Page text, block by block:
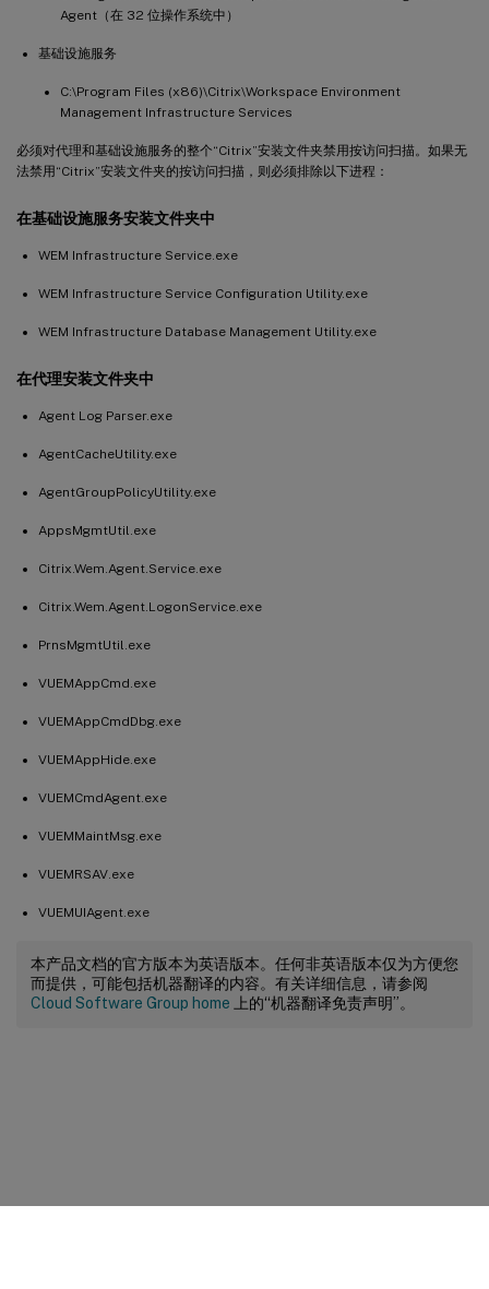
Agent（在 32 位操作系统中）
基础设施服务
C:\Program Files (x86)\Citrix\Workspace Environment
Management Infrastructure Services
必须对代理和基础设施服务的整个“Citrix”安装文件夹禁用按访问扫描。如果无
法禁用“Citrix”安装文件夹的按访问扫描，则必须排除以下进程：
在基础设施服务安装文件夹中
WEM Infrastructure Service.exe
WEM Infrastructure Service Configuration Utility.exe
WEM Infrastructure Database Management Utility.exe
在代理安装文件夹中
Agent Log Parser.exe
AgentCacheUtility.exe
AgentGroupPolicyUtility.exe
AppsMgmtUtil.exe
Citrix.Wem.Agent.Service.exe
Citrix.Wem.Agent.LogonService.exe
PrnsMgmtUtil.exe
VUEMAppCmd.exe
VUEMAppCmdDbg.exe
VUEMAppHide.exe
VUEMCmdAgent.exe
VUEMMaintMsg.exe
VUEMRSAV.exe
VUEMUIAgent.exe
本产品文档的官方版本为英语版本。任何非英语版本仅为方便您
而提供，可能包括机器翻译的内容。有关详细信息，请参阅
Cloud Software Group home 上的“机器翻译免责声明”。